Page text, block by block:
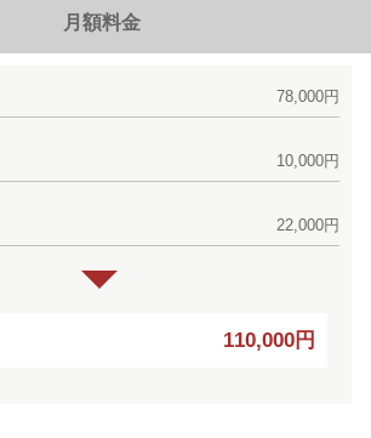
月額料金
78,000円
10,000円
22,000円
110,000円